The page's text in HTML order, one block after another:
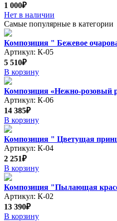
1 000₽
Нет в наличии
Самые популярные в категории
Композиция " Бежевое
Артикул: К-05
5 510₽
В корзину
Композиция «Нежно-розовый
Артикул: К-06
14 385₽
В корзину
Композиция " Цветущая
Артикул: К-04
2 251₽
В корзину
Композиция "Пылающая
Артикул: К-02
13 390₽
В корзину